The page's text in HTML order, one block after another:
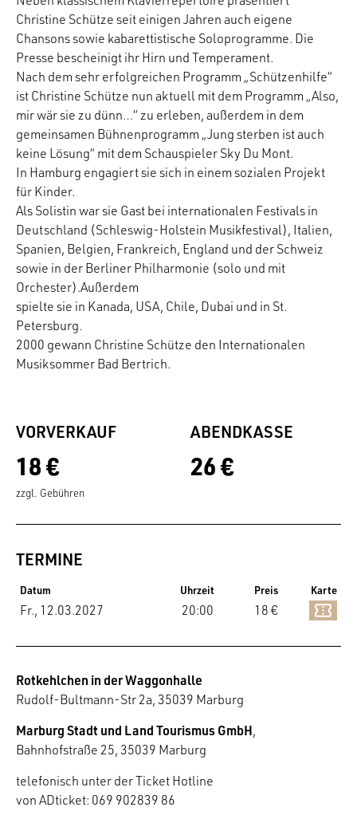
Christine Schütze seit einigen Jahren auch eigene
Chansons sowie kabarettistische Soloprogramme. Die
Presse bescheinigt ihr Hirn und Temperament.
Nach dem sehr erfolgreichen Programm „Schützenhilfe“
ist Christine Schütze nun aktuell mit dem Programm „Also,
mir wär sie zu dünn…“ zu erleben, außerdem in dem
gemeinsamen Bühnenprogramm „Jung sterben ist auch
keine Lösung“ mit dem Schauspieler Sky Du Mont.
In Hamburg engagiert sie sich in einem sozialen Projekt
für Kinder.
Als Solistin war sie Gast bei internationalen Festivals in
Deutschland (Schleswig-Holstein Musikfestival), Italien,
Spanien, Belgien, Frankreich, England und der Schweiz
sowie in der Berliner Philharmonie (solo und mit
Orchester).Außerdem
spielte sie in Kanada, USA, Chile, Dubai und in St.
Petersburg.
2000 gewann Christine Schütze den Internationalen
Musiksommer Bad Bertrich.
VORVERKAUF
18 €
zzgl. Gebühren
ABENDKASSE
26 €
TERMINE
Datum Uhrzeit Preis Karte
Fr., 12.03.2027 20:00 18 €
Rotkehlchen in der Waggonhalle
Rudolf-Bultmann-Str 2a, 35039 Marburg
Marburg Stadt und Land Tourismus GmbH,
Bahnhofstraße 25, 35039 Marburg
telefonisch unter der Ticket Hotline
von ADticket: 069 902839 86